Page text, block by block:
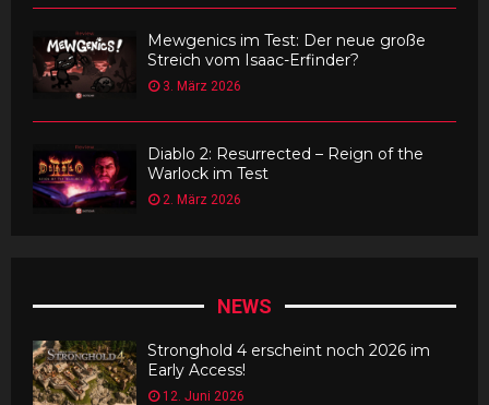
Mewgenics im Test: Der neue große
Streich vom Isaac-Erfinder?
3. März 2026
Diablo 2: Resurrected – Reign of the
Warlock im Test
2. März 2026
NEWS
Stronghold 4 erscheint noch 2026 im
Early Access!
12. Juni 2026